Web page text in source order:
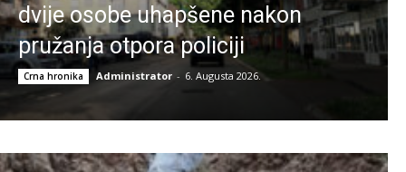
dvije osobe uhapšene nakon
pružanja otpora policiji
Crna hronika Administrator - 6. Augusta 2026.